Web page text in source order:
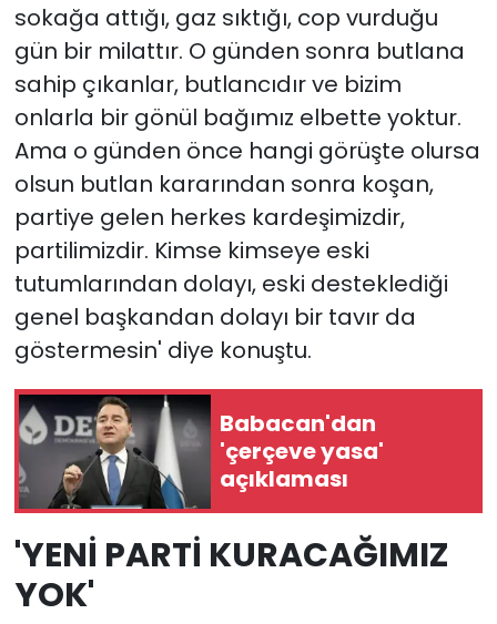
sokağa attığı, gaz sıktığı, cop vurduğu
gün bir milattır. O günden sonra butlana
sahip çıkanlar, butlancıdır ve bizim
onlarla bir gönül bağımız elbette yoktur.
Ama o günden önce hangi görüşte olursa
olsun butlan kararından sonra koşan,
partiye gelen herkes kardeşimizdir,
partilimizdir. Kimse kimseye eski
tutumlarından dolayı, eski desteklediği
genel başkandan dolayı bir tavır da
göstermesin' diye konuştu.
Babacan'dan
'çerçeve yasa'
açıklaması
'YENİ PARTİ KURACAĞIMIZ
YOK'